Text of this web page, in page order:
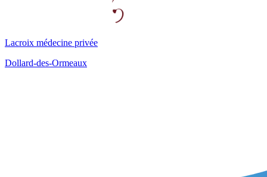
Lacroix médecine privée
Dollard-des-Ormeaux